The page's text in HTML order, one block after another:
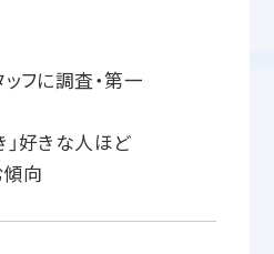
フに調査・第一
好きな人ほど
向